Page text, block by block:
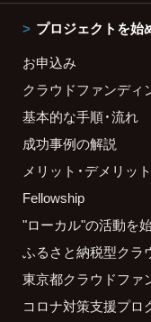
プロジェクトを始
お申込み
クラウドファンディ
基本的な手順・流れ
成功事例の解説
メリット・デメリット
Fellowship
"ローカル"の活動を
ふるさと納税型クラ
東京都クラウドファ
コロナ対策支援プロ